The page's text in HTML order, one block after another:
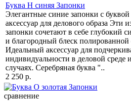
Буква Н синяя Запонки
Элегантные синие запонки с
аксессуар для делового образа Эти
запонки сочетают в себе глубокий
и благородный блеск полированной
Идеальный аксессуар для
индивидуальности в деловой среде
случаях. Серебряная буква "..
2 250 р.
сравнение